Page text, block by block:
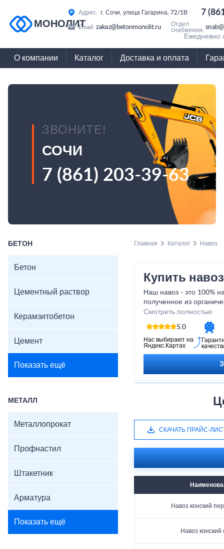
МОНОЛИТ
Адрес: г. Сочи, улица Гагарина, 72/1В 7
Email: zakaz@betonmonolit.ru
Отдел
снабжения:
Ежедневно
О компании Каталог Доставка и оплата
ЗВОНИТЕ!
СОЧИ
7 (861) 203-39-63
БЕТОН
Бетон
Цементный раствор
Керамзитобетон
Цемент
Показать ещё
МЕТАЛЛ
Металлопрокат
Профнастил
Штакетник
Арматура
Показать ещё
Главная Каталог Навоз
Купить
Наш навоз - это 100%
полученное из
происхождения. Он
которые позволят вам
плодовитые растения
удобрений.
пользу экологически
Смотреть полностью
5.0
Нас выбирают на
Яндекс.Картах
СКАЧАТЬ ПРАЙС-
Навоз конский
Навоз конский